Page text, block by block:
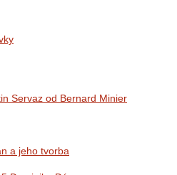
Servaz od Bernard Minier
a jeho tvorba